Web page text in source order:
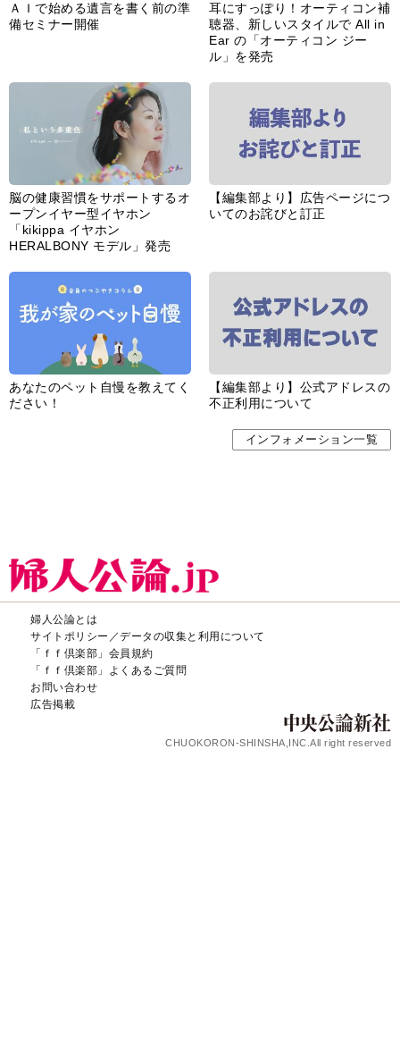
ＡＩで始める遺言を書く前の準
備セミナー開催
耳にすっぽり！オーティコン補
聴器、新しいスタイルで All in
Ear の「オーティコン ジー
ル」を発売
脳の健康習慣をサポートするオ
ープンイヤー型イヤホン
「kikippa イヤホン
HERALBONY モデル」発売
【編集部より】広告ページにつ
いてのお詫びと訂正
あなたのペット自慢を教えてく
ださい！
【編集部より】公式アドレスの
不正利用について
インフォメーション一覧
婦人公論とは
サイトポリシー／データの収集と利用について
「ｆｆ倶楽部」会員規約
「ｆｆ倶楽部」よくあるご質問
お問い合わせ
広告掲載
CHUOKORON-SHINSHA,INC.All right reserved